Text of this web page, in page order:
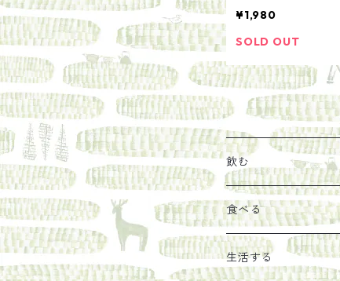
¥1,980
SOLD OUT
飲む
お茶
エキス
食べる
ジャム
生活する